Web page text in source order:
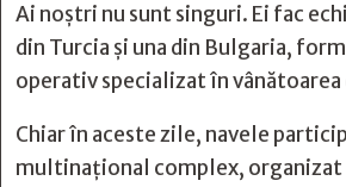
Ai noștri nu sunt singuri. Ei fac
din Turcia și una din Bulgaria,
operativ specializat în vânătoarea
Chiar în aceste zile, navele
multinațional complex, organizat